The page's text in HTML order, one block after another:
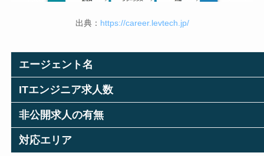
出典： https://career.levtech.jp/
エージェント名
ITエンジニア求人数
非公開求人の有無
対応エリア